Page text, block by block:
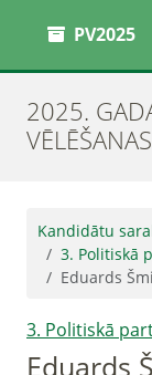
PV2025
2025.
VĒLĒŠANAS
Kandidātu
3. Politiskā
Eduards
3. Politiskā
Eduards